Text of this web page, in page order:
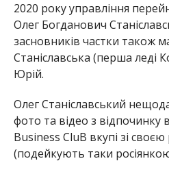
2020 року управління
Олег Богданович
засновників частки також
Станіславська (перша леді
Юрій.
Олег Станіславський
фото та відео з відпочинку
Business CluB вкупі зі
(подейкують таки